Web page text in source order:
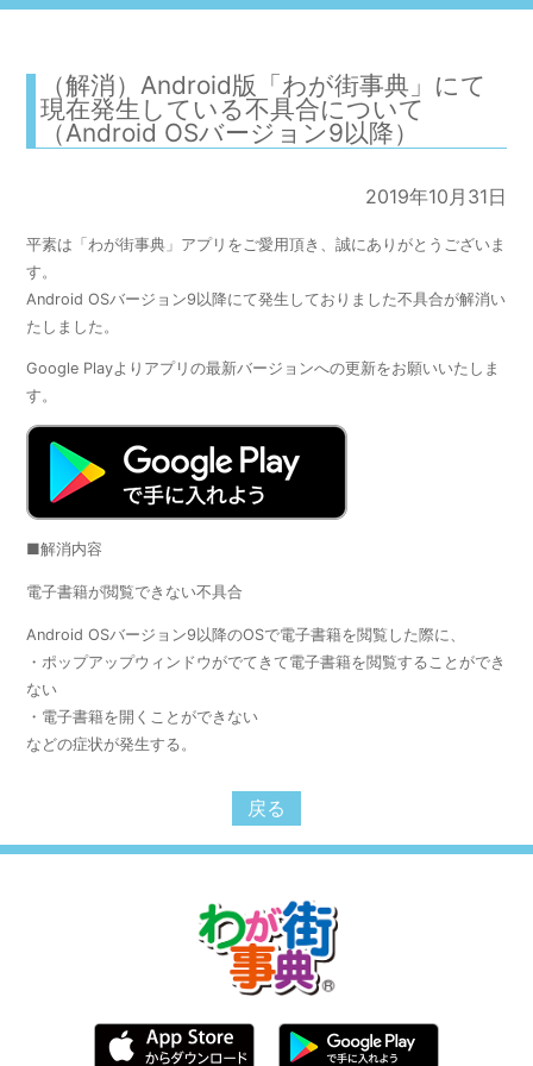
（解消）Android版「わが街事典」にて
現在発生している不具合について
（Android OSバージョン9以降）
2019年10月31日
平素は「わが街事典」アプリをご愛用頂き、誠にありがとうございま
す。
Android OSバージョン9以降にて発生しておりました不具合が解消い
たしました。
Google Playよりアプリの最新バージョンへの更新をお願いいたしま
す。
■解消内容
電子書籍が閲覧できない不具合
Android OSバージョン9以降のOSで電子書籍を閲覧した際に、
・ポップアップウィンドウがでてきて電子書籍を閲覧することができ
ない
・電子書籍を開くことができない
などの症状が発生する。
戻る